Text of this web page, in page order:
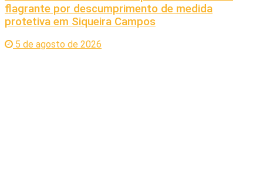
flagrante por descumprimento de medida
protetiva em Siqueira Campos
5 de agosto de 2026